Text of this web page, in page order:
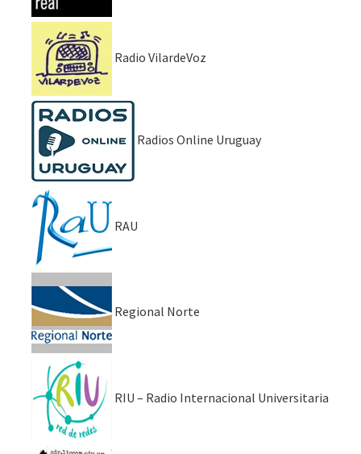
Radio VilardeVoz
Radios Online Uruguay
RAU
Regional Norte
RIU – Radio Internacional Universitaria